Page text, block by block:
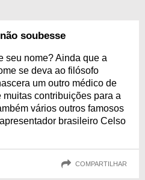
soubesse
seu nome? Ainda que a
se deva ao filósofo
um outro médico de
muitas contribuições para a
vários outros famosos
brasileiro Celso
COMPARTILHAR